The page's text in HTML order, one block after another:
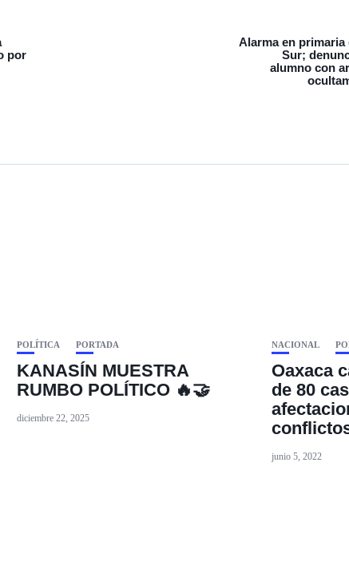
por
Alarma en primaria
Sur;
alumno con
POLÍTICA PORTADA
KANASÍN MUESTRA
RUMBO POLÍTICO 🔥🤝
diciembre 22, 2025
NACIONAL
Oaxaca
de 80
junio 5, 2022